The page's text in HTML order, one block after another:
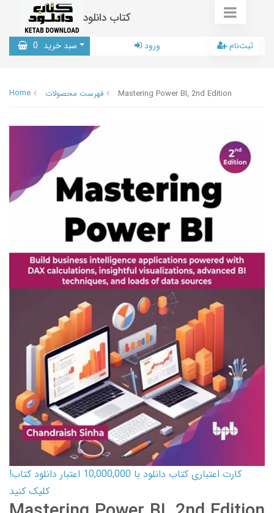
کتاب دانلود
سبد خرید 0 ورود ثبت‌نام
Home فهرست محصولات Mastering Power BI, 2nd Edition
کارت اعتباری کتاب دانلود با 10,000,000 اعتبار دانلود کتاب!
کلیک کنید